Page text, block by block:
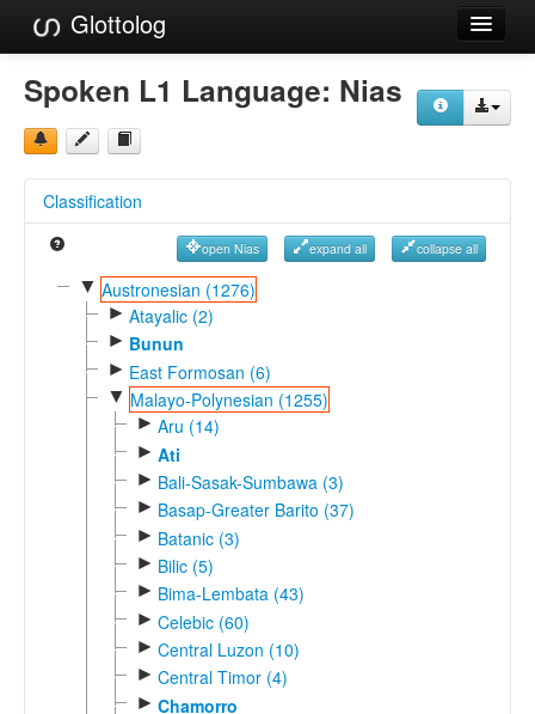
Glottolog
Languages
Families
References
Reference Search
GlottoScope
Spoken L1 Language: Nias
Classification
open Nias expand all collapse all
▼ Austronesian (1276)
► Atayalic (2)
► Bunun
► East Formosan (6)
▼ Malayo-Polynesian (1255)
► Aru (14)
► Ati
► Bali-Sasak-Sumbawa (3)
► Basap-Greater Barito (37)
► Batanic (3)
► Bilic (5)
► Bima-Lembata (43)
► Celebic (60)
► Central Luzon (10)
► Central Timor (4)
► Chamorro